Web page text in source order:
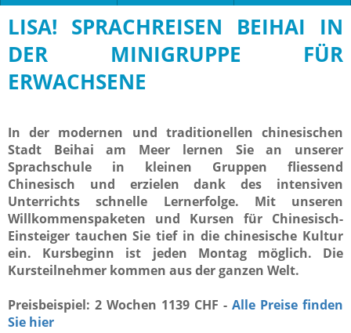
LISA! SPRACHREISEN BEIHAI IN
DER MINIGRUPPE FÜR
ERWACHSENE
In der modernen und traditionellen chinesischen
Stadt Beihai am Meer lernen Sie an unserer
Sprachschule in kleinen Gruppen fliessend
Chinesisch und erzielen dank des intensiven
Unterrichts schnelle Lernerfolge. Mit unseren
Willkommenspaketen und Kursen für Chinesisch-
Einsteiger tauchen Sie tief in die chinesische Kultur
ein. Kursbeginn ist jeden Montag möglich. Die
Kursteilnehmer kommen aus der ganzen Welt.
Preisbeispiel: 2 Wochen 1139 CHF - Alle Preise finden
Sie hier